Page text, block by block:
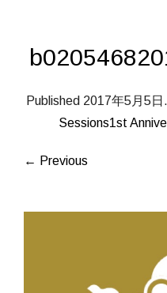
Published 2017年5月5日
Sessions1st
← Previous